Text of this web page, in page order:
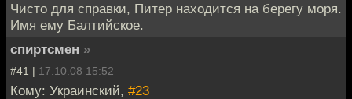
Чисто для справки, Питер находится на берегу моря.
Имя ему Балтийское.
спиртсмен »
#41 | 17.10.08 15:52
Кому: Украинский, #23